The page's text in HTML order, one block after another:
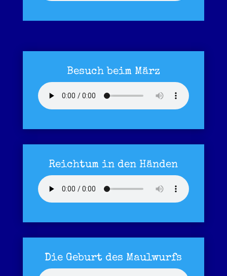
Besuch beim März
Reichtum in den Händen
Die Geburt des Maulwurfs